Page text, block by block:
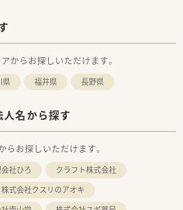
からお探しいただけます。
県 福井県 長野県
名から探す
お探しいただけます。
社ひろ
クラフト株式会社
株式会社クスリのアオキ